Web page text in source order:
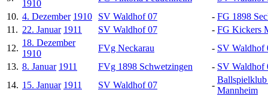
1910
10. 4. Dezember 1910 SV Waldhof 07 - FG 1898
11. 22. Januar 1911 SV Waldhof 07 - FG Kickers
12.
18. Dezember
1910
FVg Neckarau - SV Waldhof
13. 8. Januar 1911 FVg 1898 Schwetzingen - SV Waldhof
14. 15. Januar 1911 SV Waldhof 07 -
Mannheim